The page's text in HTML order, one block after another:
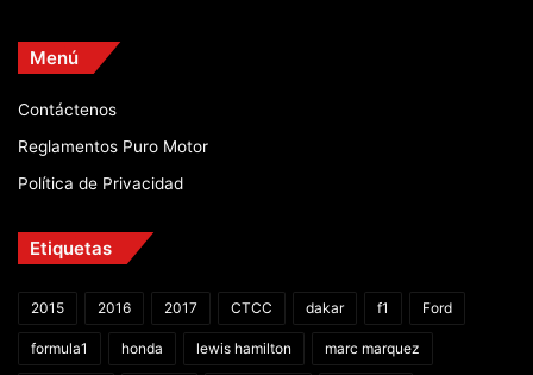
Menú
Contáctenos
Reglamentos Puro Motor
Política de Privacidad
Etiquetas
2015 2016 2017 CTCC dakar f1 Ford
formula1 honda lewis hamilton marc marquez